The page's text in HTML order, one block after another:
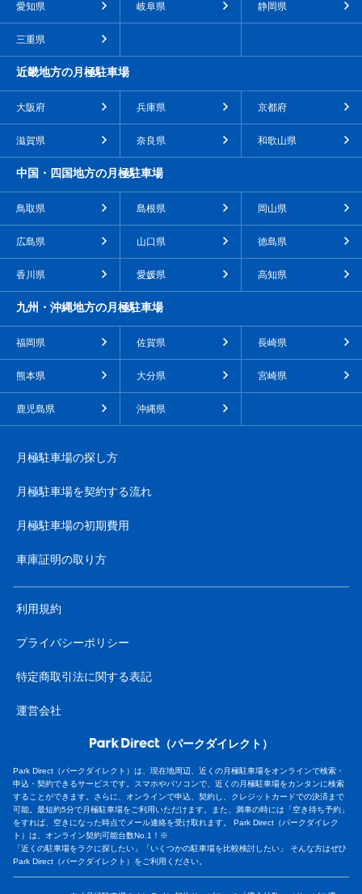
愛知県 岐阜県 静岡県
三重県
近畿地方の月極駐車場
大阪府 兵庫県 京都府
滋賀県 奈良県 和歌山県
中国・四国地方の月極駐車場
鳥取県 島根県 岡山県
広島県 山口県 徳島県
香川県 愛媛県 高知県
九州・沖縄地方の月極駐車場
福岡県 佐賀県 長崎県
熊本県 大分県 宮崎県
鹿児島県 沖縄県
月極駐車場の探し方
月極駐車場を契約する流れ
月極駐車場の初期費用
車庫証明の取り方
利用規約
プライバシーポリシー
特定商取引法に関する表記
運営会社
（パークダイレクト）
Park Direct（パークダイレクト）は、現在地周辺、近くの月極駐車場をオンラインで検索・
申込・契約できるサービスです。スマホやパソコンで、近くの月極駐車場をカンタンに検索
することができます。さらに、オンラインで申込、契約し、クレジットカードでの決済まで
可能。最短約5分で月極駐車場をご利用いただけます。また、満車の時には「空き待ち予約」
をすれば、空きになった時点でメール連絡を受け取れます。 Park Direct（パークダイレク
ト）は、オンライン契約可能台数No.1！※
「近くの駐車場をラクに探したい」「いくつかの駐車場を比較検討したい」 そんな方はぜひ
Park Direct（パークダイレクト）をご利用ください。